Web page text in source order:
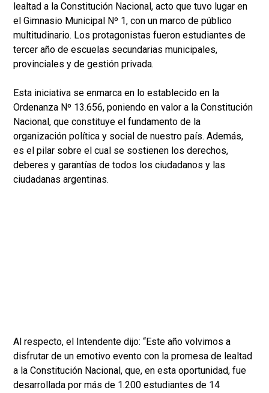
lealtad a la Constitución Nacional, acto que tuvo lugar en
el Gimnasio Municipal Nº 1, con un marco de público
multitudinario. Los protagonistas fueron estudiantes de
tercer año de escuelas secundarias municipales,
provinciales y de gestión privada.
Esta iniciativa se enmarca en lo establecido en la
Ordenanza Nº 13.656, poniendo en valor a la Constitución
Nacional, que constituye el fundamento de la
organización política y social de nuestro país. Además,
es el pilar sobre el cual se sostienen los derechos,
deberes y garantías de todos los ciudadanos y las
ciudadanas argentinas.
Al respecto, el Intendente dijo: “Este año volvimos a
disfrutar de un emotivo evento con la promesa de lealtad
a la Constitución Nacional, que, en esta oportunidad, fue
desarrollada por más de 1.200 estudiantes de 14